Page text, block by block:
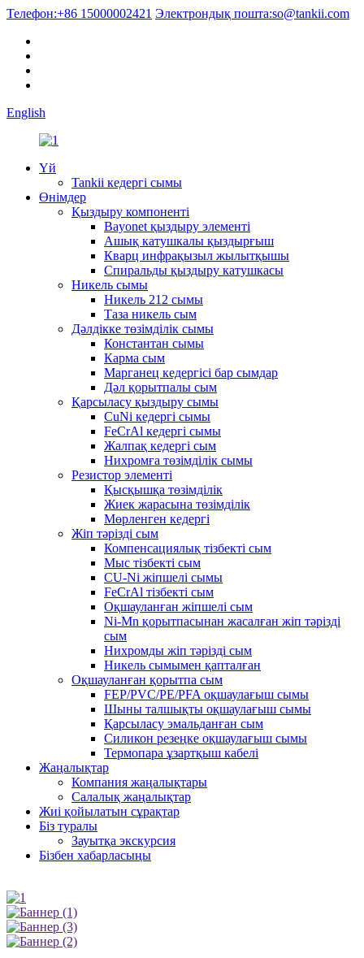
Телефон:+86 15000002421 Электрондық пошта:so@tankii.com
English
Үй
Tankii кедергі сымы
Өнімдер
Қыздыру компоненті
Bayonet қыздыру элементі
Ашық катушкалы қыздырғыш
Кварц инфрақызыл жылытқышы
Спиральды қыздыру катушкасы
Никель сымы
Никель 212 сымы
Таза никель сым
Дәлдікке төзімділік сымы
Константан сымы
Карма сым
Марганец кедергісі бар сымдар
Дәл қорытпалы сым
Қарсыласу қыздыру сымы
CuNi кедергі сымы
FeCrAl кедергі сымы
Жалпақ кедергі сым
Нихромға төзімділік сымы
Резистор элементі
Қысқышқа төзімділік
Жиек жарасына төзімділік
Мөрленген кедергі
Жіп тәрізді сым
Компенсациялық тізбекті сым
Мыс тізбекті сым
CU-Ni жіпшелі сымы
FeCrAl тізбекті сым
Оқшауланған жіпшелі сым
Ni-Mn қорытпасынан жасалған жіп тәрізді
сым
Нихромды жіп тәрізді сым
Никель сымымен қапталған
Оқшауланған қорытпа сым
FEP/PVC/PE/PFA оқшаулағыш сымы
Шыны талшықты оқшаулағыш сымы
Қарсыласу эмальданған сым
Силикон резеңке оқшаулағыш сымы
Термопара ұзартқыш кабелі
Жаңалықтар
Компания жаңалықтары
Салалық жаңалықтар
Жиі қойылатын сұрақтар
Біз туралы
Зауытқа экскурсия
Бізбен хабарласыңы